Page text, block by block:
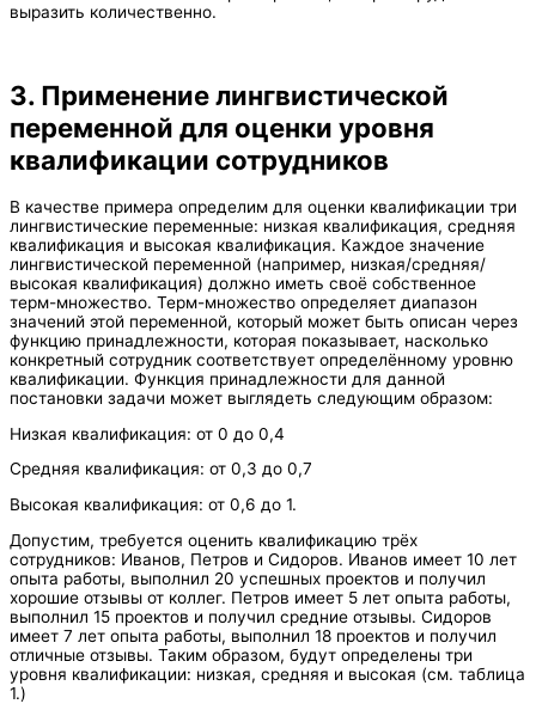
выразить количественно.
3. Применение лингвистической
переменной для оценки уровня
квалификации сотрудников
В качестве примера определим для оценки квалификации три
лингвистические переменные: низкая квалификация, средняя
квалификация и высокая квалификация. Каждое значение
лингвистической переменной (например, низкая/средняя/
высокая квалификация) должно иметь своё собственное
терм-множество. Терм-множество определяет диапазон
значений этой переменной, который может быть описан через
функцию принадлежности, которая показывает, насколько
конкретный сотрудник соответствует определённому уровню
квалификации. Функция принадлежности для данной
постановки задачи может выглядеть следующим образом:
Низкая квалификация: от 0 до 0,4
Средняя квалификация: от 0,3 до 0,7
Высокая квалификация: от 0,6 до 1.
Допустим, требуется оценить квалификацию трёх
сотрудников: Иванов, Петров и Сидоров. Иванов имеет 10 лет
опыта работы, выполнил 20 успешных проектов и получил
хорошие отзывы от коллег. Петров имеет 5 лет опыта работы,
выполнил 15 проектов и получил средние отзывы. Сидоров
имеет 7 лет опыта работы, выполнил 18 проектов и получил
отличные отзывы. Таким образом, будут определены три
уровня квалификации: низкая, средняя и высокая (см. таблица
1.)